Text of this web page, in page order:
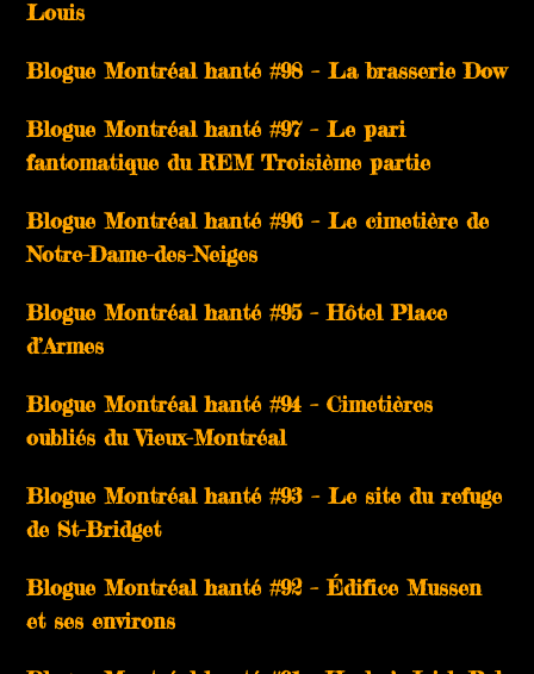
Louis
Blogue Montréal hanté #98 – La brasserie Dow
Blogue Montréal hanté #97 – Le pari
fantomatique du REM Troisième partie
Blogue Montréal hanté #96 – Le cimetière de
Notre-Dame-des-Neiges
Blogue Montréal hanté #95 – Hôtel Place
d’Armes
Blogue Montréal hanté #94 – Cimetières
oubliés du Vieux-Montréal
Blogue Montréal hanté #93 – Le site du refuge
de St-Bridget
Blogue Montréal hanté #92 – Édifice Mussen
et ses environs